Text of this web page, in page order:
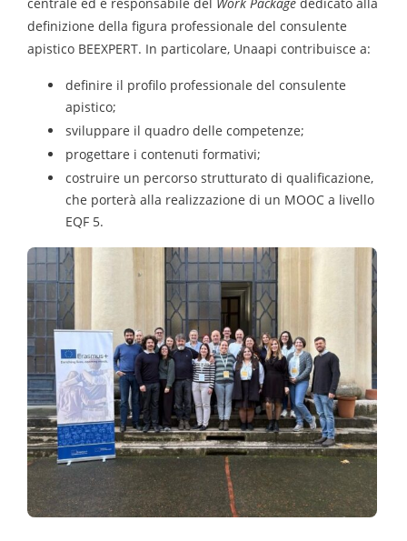
definizione della figura professionale del consulente
apistico BEEXPERT. In particolare, Unaapi contribuisce a:
definire il profilo professionale del consulente
apistico;
sviluppare il quadro delle competenze;
progettare i contenuti formativi;
costruire un percorso strutturato di qualificazione,
che porterà alla realizzazione di un MOOC a livello
EQF 5.